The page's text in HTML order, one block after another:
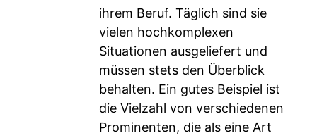
ihrem Beruf. Täglich sind sie
vielen hochkomplexen
Situationen ausgeliefert und
müssen stets den Überblick
behalten. Ein gutes Beispiel ist
die Vielzahl von verschiedenen
Prominenten, die als eine Art